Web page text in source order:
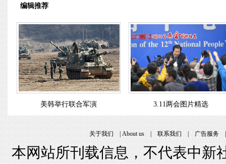
编辑推荐
美韩举行联合军演 3.11两会图片精选
关于我们|About us|联系我们|广告服务
本网站所刊载信息，不代表中新